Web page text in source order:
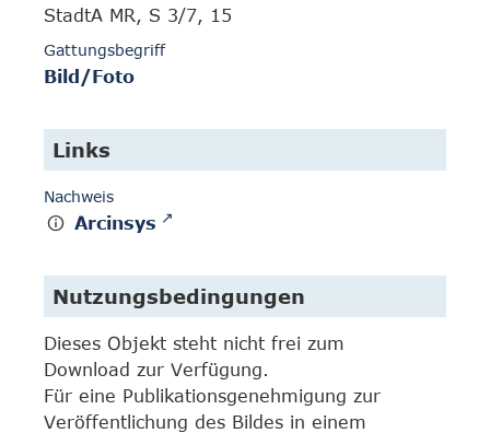
StadtA MR, S 3/7, 15
Gattungsbegriff
Bild/Foto
Links
Nachweis
Arcinsys
Nutzungsbedingungen
Dieses Objekt steht nicht frei zum
Download zur Verfügung.
Für eine Publikationsgenehmigung zur
Veröffentlichung des Bildes in einem